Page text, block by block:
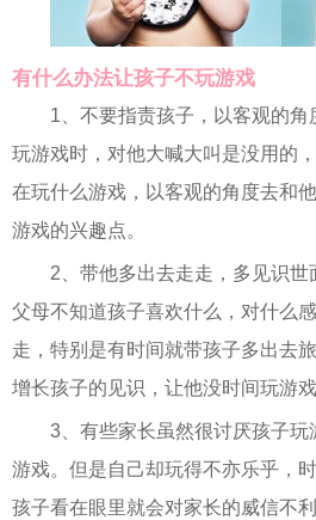
有什么办法让孩子不玩游戏
1、不要指责孩子，以客观的
玩游戏时，对他大喊大叫是没用的
在玩什么游戏，以客观的角度去和
游戏的兴趣点。
2、带他多出去走走，多见识
父母不知道孩子喜欢什么，对什么
走，特别是有时间就带孩子多出去
增长孩子的见识，让他没时间玩游戏
3、有些家长虽然很讨厌孩子
游戏。但是自己却玩得不亦乐乎，
孩子看在眼里就会对家长的威信不